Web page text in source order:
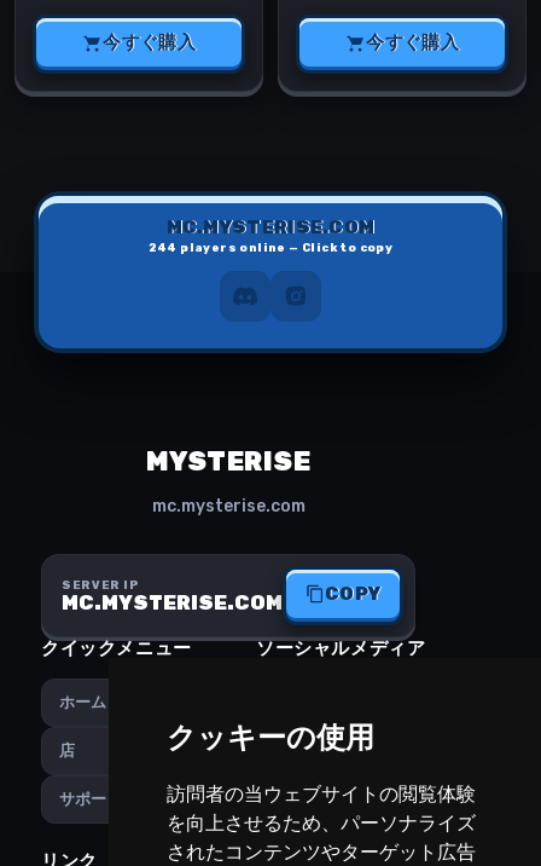
クッキーの使用
訪問者の当ウェブサイトの閲覧体験
を向上させるため、パーソナライズ
されたコンテンツやターゲット広告
今すぐ購入 今すぐ購入
MC.MYSTERISE.COM
244 players online — Click to copy
MYSTERISE
mc.mysterise.com
SERVER IP
MC.MYSTERISE.COM COPY
クイックメニュー
ホーム
店
サポート
ソーシャルメディア
Discord
リンク PREFERENCES